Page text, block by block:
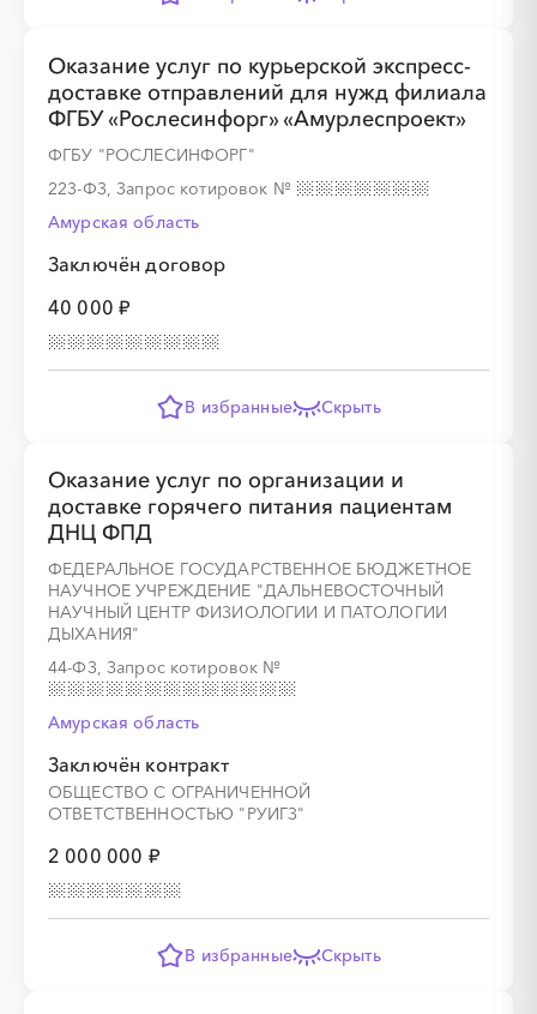
Оказание услуг по курьерской экспресс-
доставке отправлений для нужд филиала
ФГБУ «Рослесинфорг» «Амурлеспроект»
ФГБУ "РОСЛЕСИНФОРГ"
223-ФЗ, Запрос котировок №
Амурская область
Заключён договор
40 000 ₽
В избранные Скрыть
Оказание услуг по организации и
доставке горячего питания пациентам
ДНЦ ФПД
ФЕДЕРАЛЬНОЕ ГОСУДАРСТВЕННОЕ БЮДЖЕТНОЕ
НАУЧНОЕ УЧРЕЖДЕНИЕ "ДАЛЬНЕВОСТОЧНЫЙ
НАУЧНЫЙ ЦЕНТР ФИЗИОЛОГИИ И ПАТОЛОГИИ
ДЫХАНИЯ"
44-ФЗ, Запрос котировок №
Амурская область
Заключён контракт
ОБЩЕСТВО С ОГРАНИЧЕННОЙ
ОТВЕТСТВЕННОСТЬЮ "РУИГЗ"
2 000 000 ₽
В избранные Скрыть